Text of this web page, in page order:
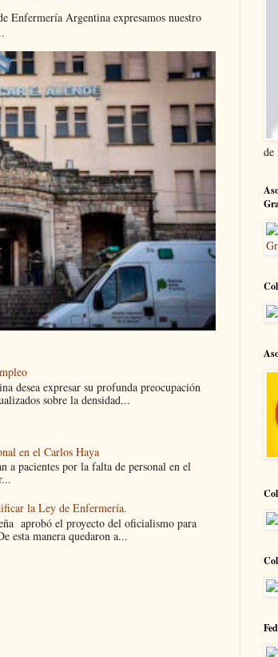
Argentina expresamos nuestro
desea expresar su profunda preocupación
sobre la densidad...
en el Carlos Haya
pacientes por la falta de personal en el
la Ley de Enfermería.
aprobó el proyecto del oficialismo para
esta manera quedaron a...
de